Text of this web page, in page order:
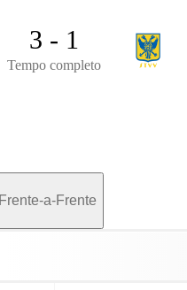
3 - 1
Tempo completo
Frente-a-Frente